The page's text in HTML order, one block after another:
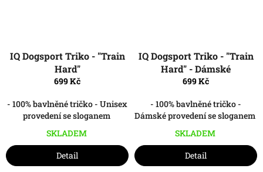
IQ Dogsport Triko - "Train
Hard"
699 Kč
- 100% bavlněné tričko - Unisex
provedení se sloganem
SKLADEM
Detail
IQ Dogsport Triko - "Train
Hard" - Dámské
699 Kč
- 100% bavlněné tričko -
Dámské provedení se sloganem
SKLADEM
Detail